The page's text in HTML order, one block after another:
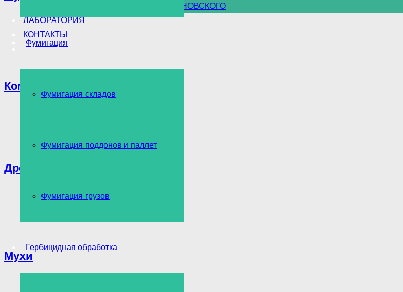
Фумигация
Фумигация складов
Фумигация поддонов и паллет
Фумигация грузов
Гербицидная обработка
УНИЧТОЖЕНИЕ БОРЩЕВИКА СОСНОВСКОГО
ЛАБОРАТОРИЯ
КОНТАКТЫ
Комары
Древоточец
Мухи